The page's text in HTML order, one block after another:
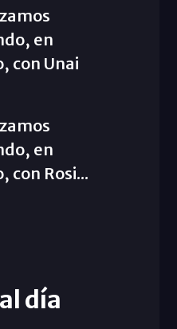
en
con Unai
en
con Rosi...
día